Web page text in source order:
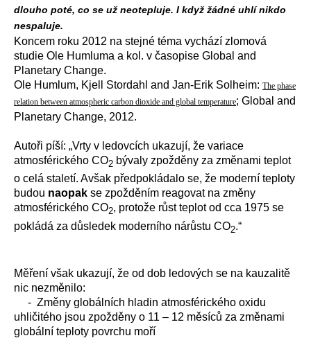
dlouho poté, co se už neotepluje. I když žádné uhlí nikdo
nespaluje.
Koncem roku 2012 na stejné téma vychází zlomová
studie Ole Humluma a kol. v časopise Global and
Planetary Change.
Ole Humlum, Kjell Stordahl and Jan-Erik Solheim: The phase
relation between atmospheric carbon dioxide and global temperature; Global and
Planetary Change, 2012.
Autoři píší: „Vrty v ledovcích ukazují, že variace
atmosférického CO2 bývaly zpožděny za změnami teplot
o celá staletí. Avšak předpokládalo se, že moderní teploty
budou naopak se zpožděním reagovat na změny
atmosférického CO2, protože růst teplot od cca 1975 se
pokládá za důsledek moderního nárůstu CO2.“
Měření však ukazují, že od dob ledových se na kauzalitě
nic nezměnilo:
- Změny globálních hladin atmosférického oxidu
uhličitého jsou zpožděny o 11 – 12 měsíců za změnami
globální teploty povrchu moří